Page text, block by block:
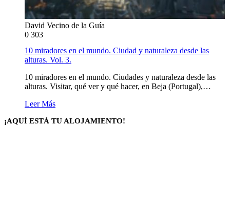
David Vecino de la Guía
0 303
10 miradores en el mundo. Ciudad y naturaleza desde las
alturas. Vol. 3.
10 miradores en el mundo. Ciudades y naturaleza desde las
alturas. Visitar, qué ver y qué hacer, en Beja (Portugal),…
Leer Más
¡AQUÍ ESTÁ TU ALOJAMIENTO!